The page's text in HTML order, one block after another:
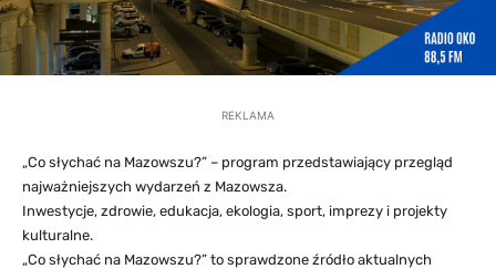
REKLAMA
„Co słychać na Mazowszu?” – program przedstawiający przegląd
najważniejszych wydarzeń z Mazowsza.
Inwestycje, zdrowie, edukacja, ekologia, sport, imprezy i projekty
kulturalne.
„Co słychać na Mazowszu?” to sprawdzone źródło aktualnych